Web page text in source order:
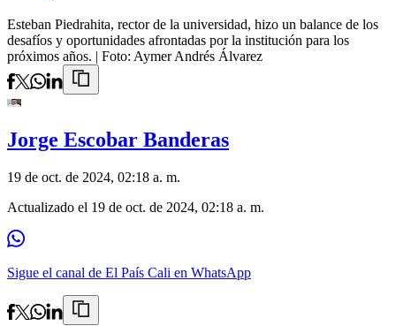
Esteban Piedrahita, rector de la universidad, hizo un balance de los
desafíos y oportunidades afrontadas por la institución para los
próximos años. | Foto: Aymer Andrés Álvarez
Jorge Escobar Banderas
19 de oct. de 2024, 02:18 a. m.
Actualizado el 19 de oct. de 2024, 02:18 a. m.
Sigue el canal de El País Cali en WhatsApp